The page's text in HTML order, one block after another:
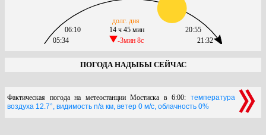
05:34
06:10
14 ч 45 мин
-3мин 8c
долг. дня
21:32
20:55
ПОГОДА НАДЫБЫ СЕЙЧАС
Фактическая погода на метеостанции Мостиска в 6:00: температура
воздуха 12.7°, видимость n/a км, ветер 0 м/с, облачность 0%